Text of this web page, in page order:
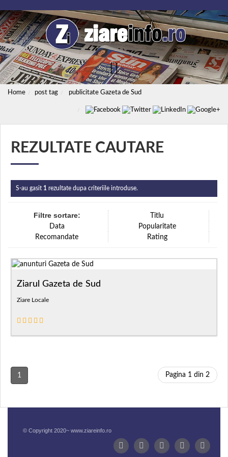
Home post tag publicitate Gazeta de Sud
REZULTATE CAUTARE
S-au gasit 1 rezultate dupa criteriile introduse.
Filtre sortare:
Titlu
Data
Popularitate
Recomandate
Rating
Ziarul Gazeta de Sud
Ziare Locale
1 Pagina 1 din 2
© Copyright 2020~ www.ziareinfo.ro